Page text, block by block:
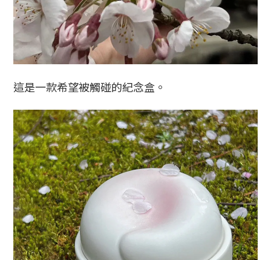
這是一款希望被觸碰的紀念盒。